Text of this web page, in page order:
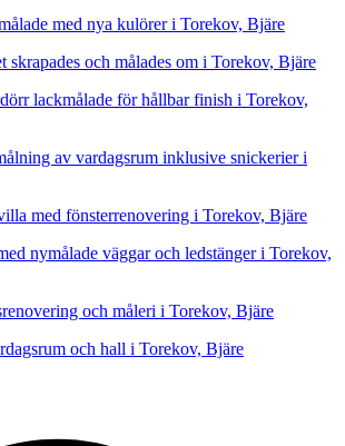
med nya kulörer i Torekov, Bjäre
skrapades och målades om i Torekov, Bjäre
lackmålade för hållbar finish i Torekov,
av vardagsrum inklusive snickerier i
med fönsterrenovering i Torekov, Bjäre
nymålade väggar och ledstänger i Torekov,
och måleri i Torekov, Bjäre
och hall i Torekov, Bjäre